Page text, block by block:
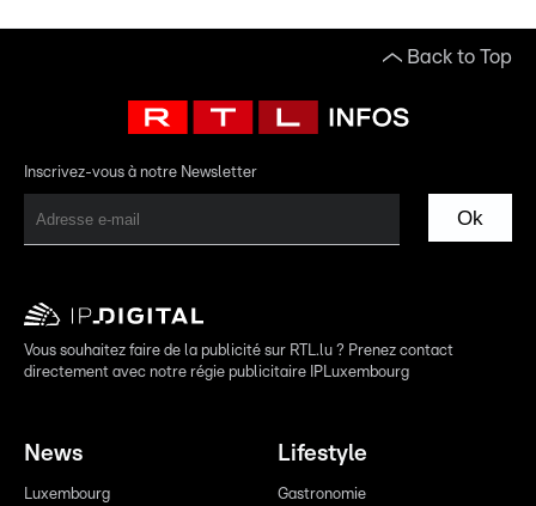
Back to Top
Inscrivez-vous à notre Newsletter
Ok
Vous souhaitez faire de la publicité sur RTL.lu ? Prenez contact
directement avec notre régie publicitaire IPLuxembourg
News
Luxembourg
Lifestyle
Gastronomie